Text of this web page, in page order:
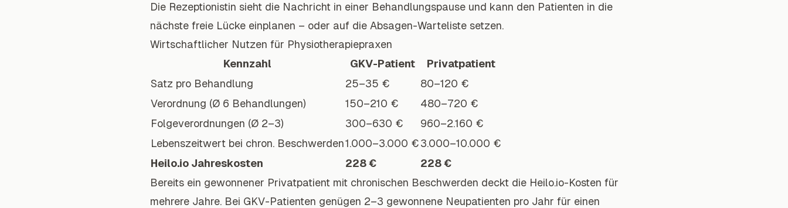
Die Rezeptionistin sieht die Nachricht in einer Behandlungspause und kann den Patienten in die
nächste freie Lücke einplanen – oder auf die Absagen-Warteliste setzen.
Wirtschaftlicher Nutzen für Physiotherapiepraxen
Kennzahl
GKV-Patient
Privatpatient
Satz pro Behandlung
25–35 €
80–120 €
Verordnung (Ø 6 Behandlungen)
150–210 €
480–720 €
Folgeverordnungen (Ø 2–3)
300–630 €
960–2.160 €
Lebenszeitwert bei chron. Beschwerden1.000–3.000 €3.000–10.000 €
Heilo.io Jahreskosten
228 €
228 €
Bereits ein gewonnener Privatpatient mit chronischen Beschwerden deckt die Heilo.io-Kosten für
mehrere Jahre. Bei GKV-Patienten genügen 2–3 gewonnene Neupatienten pro Jahr für einen